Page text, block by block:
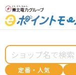
定番・人気